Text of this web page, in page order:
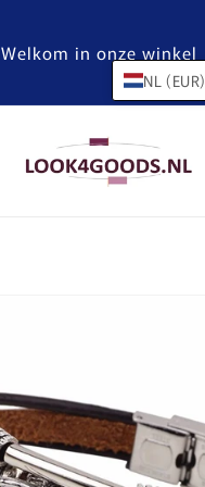
NL (EUR)
Welkom in onze winkel